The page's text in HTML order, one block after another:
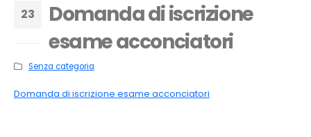
23
Domanda di iscrizione
esame acconciatori
Senza categoria
Domanda di iscrizione esame acconciatori